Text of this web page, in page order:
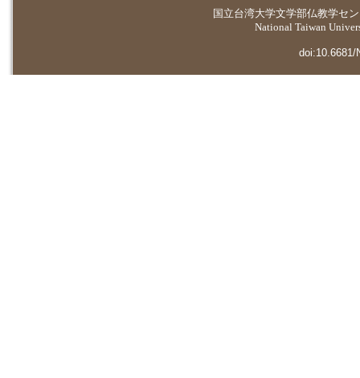
国立台湾大学文学部仏教学セ
National Taiwan
doi:10.6681/